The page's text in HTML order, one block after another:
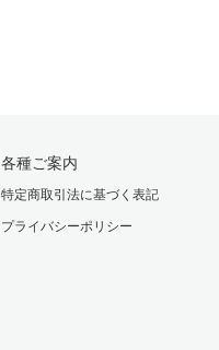
各種ご案内
特定商取引法に基づく表記
プライバシーポリシー